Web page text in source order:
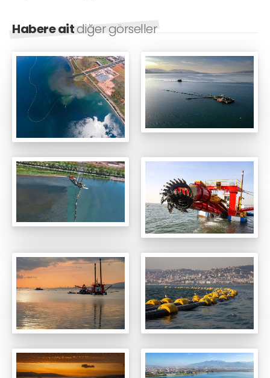
Habere aitdiğer görseller